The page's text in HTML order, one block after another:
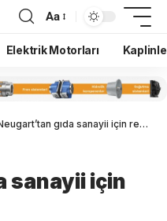
Aa
Elektrik Motorları
gıda sanayii için redüktörler
sanayii için